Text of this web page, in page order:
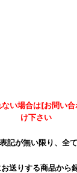
い場合は[お問い
け下さい
記が無い限り、全
送りする商品から